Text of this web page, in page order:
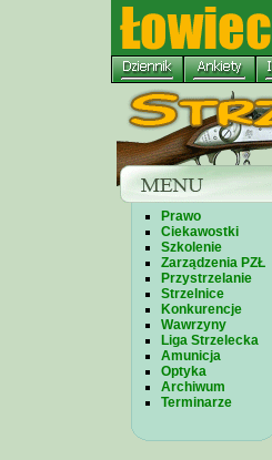
Prawo
Ciekawostki
Szkolenie
Zarządzenia PZŁ
Przystrzelanie
Strzelnice
Konkurencje
Wawrzyny
Liga Strzelecka
Amunicja
Optyka
Archiwum
Terminarze